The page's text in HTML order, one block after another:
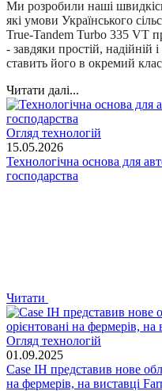
Ми розробили наші
які умови Українського
True-Tandem Turbo 335 VT
- завдяки простій, надійній
ставить його в окремий
Читати далі...
Огляд технологій
15.05.2026
Технологічна основа для
господарства
Читати
Огляд технологій
01.09.2025
Case IH представив нове
на фермерів, на виставці